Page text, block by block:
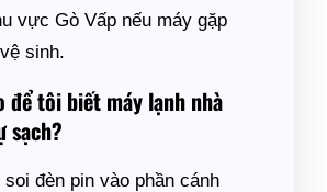
vực Gò Vấp nếu máy gặp
sinh.
để tôi biết máy lạnh nhà
sạch?
soi đèn pin vào phần cánh